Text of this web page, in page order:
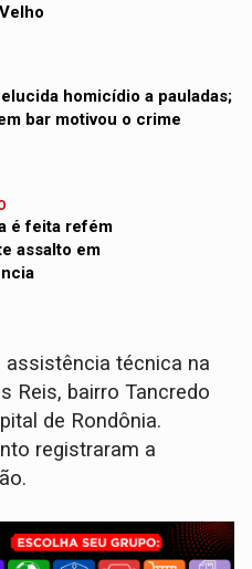
elucida homicídio a pauladas;
bar motivou o crime
é feita refém
assalto em
técnica na
Reis, bairro Tancredo
de Rondônia.
registraram a